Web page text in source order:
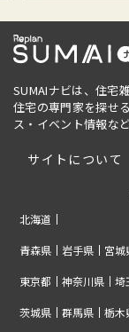
SUMAIナビは、住宅
住宅の専門家を探せ
ス・イベント情報な
サイトについて
北海道
青森県 岩手県 宮城
東京都 神奈川県 埼
茨城県 群馬県 栃木